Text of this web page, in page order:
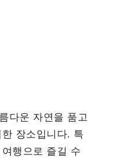
다운 자연을 품고
장소입니다. 특
행으로 즐길 수